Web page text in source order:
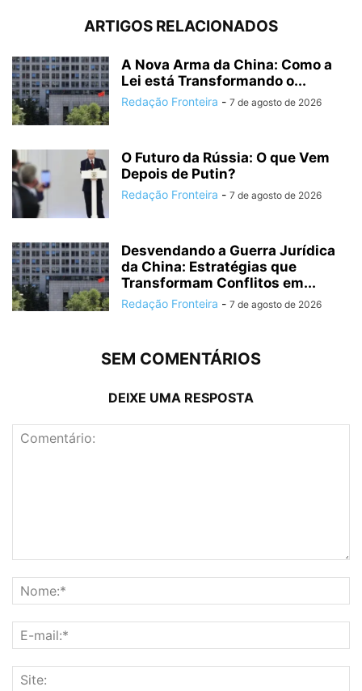
ARTIGOS RELACIONADOS
A Nova Arma da China: Como a
Lei está Transformando o...
Redação Fronteira - 7 de agosto de 2026
O Futuro da Rússia: O que Vem
Depois de Putin?
Redação Fronteira - 7 de agosto de 2026
Desvendando a Guerra Jurídica
da China: Estratégias que
Transformam Conflitos em...
Redação Fronteira - 7 de agosto de 2026
SEM COMENTÁRIOS
DEIXE UMA RESPOSTA